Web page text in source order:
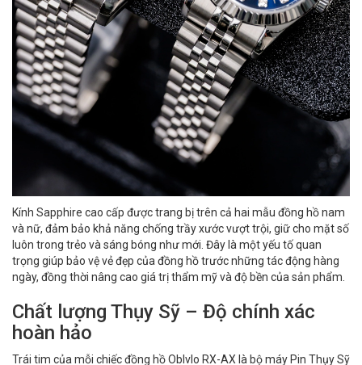
Kính Sapphire cao cấp được trang bị trên cả hai mẫu đồng hồ nam
và nữ, đảm bảo khả năng chống trầy xước vượt trội, giữ cho mặt số
luôn trong trẻo và sáng bóng như mới. Đây là một yếu tố quan
trọng giúp bảo vệ vẻ đẹp của đồng hồ trước những tác động hàng
ngày, đồng thời nâng cao giá trị thẩm mỹ và độ bền của sản phẩm.
Chất lượng Thụy Sỹ – Độ chính xác
hoàn hảo
Trái tim của mỗi chiếc đồng hồ Oblvlo RX-AX là bộ máy Pin Thụy Sỹ